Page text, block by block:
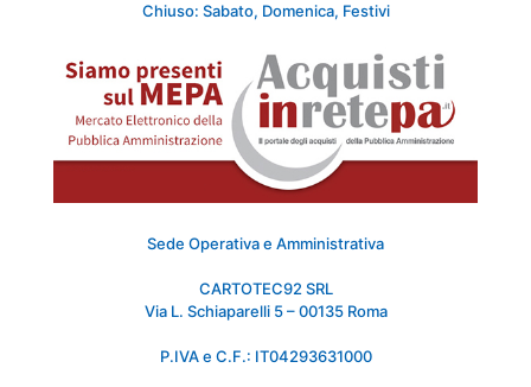
Chiuso: Sabato, Domenica, Festivi
Sede Operativa e Amministrativa
CARTOTEC92 SRL
Via L. Schiaparelli 5 – 00135 Roma
P.IVA e C.F.: IT04293631000